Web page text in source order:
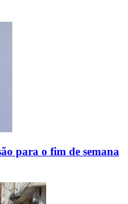
para o fim de semana